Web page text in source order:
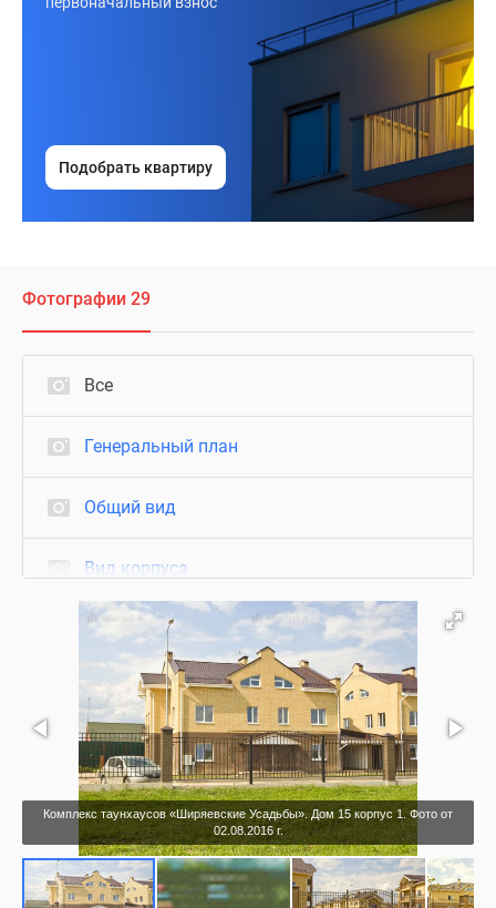
Подобрать квартиру
Фотографии 29
Комплекс таунхаусов «Ширяевские Усадьбы». Дом 15 корпус 1. Фото от
02.08.2016 г.
Все
Генеральный план
Общий вид
Вид корпуса
Подъезд
Квартиры с отделкой
Визуализация